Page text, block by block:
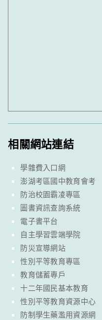
相關網站連結
學雜費入口網
澎湖考區國中教育會考
防治校園霸凌專區
圖書資訊查詢系統
電子書平台
自主學習雲端學院
防災宣導網站
性別平等教育專區
教育儲蓄專戶
十二年國民基本教育
性別平等教育資源中心
防制學生藥濫用資源網